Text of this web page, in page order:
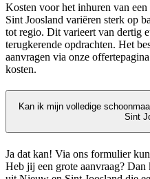
Kosten voor het inhuren van
Sint Joosland variëren sterk op
tot regio. Dit varieert van dertig
terugkerende opdrachten. Het
aanvragen via onze
kosten.
Kan ik mijn volledige
Sint
Ja dat kan! Via ons formulier
Heb jij een grote aanvraag?